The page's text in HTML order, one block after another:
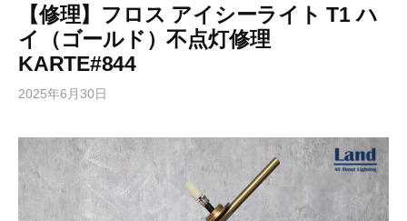
【修理】フロス アイシーライト T1 ハ
イ（ゴールド）不点灯修理
KARTE#844
2025年6月30日